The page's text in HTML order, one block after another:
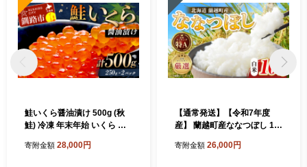
鮭いくら醤油漬け 500g (秋
鮭) 冷凍 年末年始 いくら 鮭
海道 釧路市 F5F-0118
寄附金額 28,000円
【通常発送】【令和7年度
産】 蘭越町産ななつぼし 10
め お米 決済から7日前後で発
寄附金額 26,000円